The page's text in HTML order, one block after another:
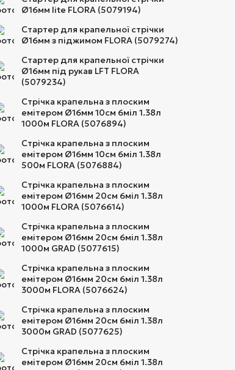
Ø16мм lite FLORA (5079194)
Стартер для крапельної стрічки
Ø16мм з піджимом FLORA (5079274)
Стартер для крапельної стрічки
Ø16мм під рукав LFT FLORA
(5079234)
Стрічка крапельна з плоским
емітером Ø16мм 10см 6міл 1.38л
1000м FLORA (5076894)
Стрічка крапельна з плоским
емітером Ø16мм 10см 6міл 1.38л
500м FLORA (5076884)
Стрічка крапельна з плоским
емітером Ø16мм 20см 6міл 1.38л
1000м FLORA (5076614)
Стрічка крапельна з плоским
емітером Ø16мм 20см 6міл 1.38л
1000м GRAD (5077615)
Стрічка крапельна з плоским
емітером Ø16мм 20см 6міл 1.38л
3000м FLORA (5076624)
Стрічка крапельна з плоским
емітером Ø16мм 20см 6міл 1.38л
3000м GRAD (5077625)
Стрічка крапельна з плоским
емітером Ø16мм 20см 6міл 1.38л